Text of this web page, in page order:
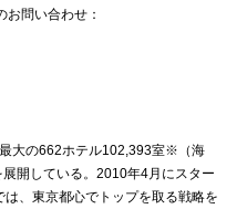
お問い合わせ：
大の662ホテル102,393室※（海
開している。2010年4月にスター
、東京都心でトップを取る戦略を